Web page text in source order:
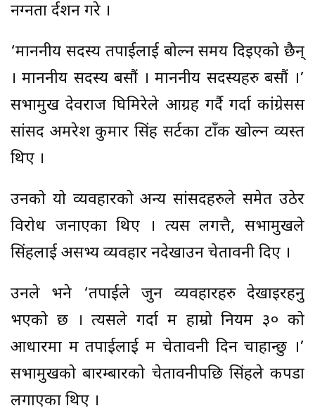
नग्नता प्रर्दशन गरे ।
‘माननीय सदस्य तपाईलाई बोल्न समय दिइएको छैन्
। माननीय सदस्य बसौं । माननीय सदस्यहरु बसौं ।’
सभामुख देवराज घिमिरेले आग्रह गर्दै गर्दा कांग्रेसस
सांसद अमरेश कुमार सिंह सर्टका टाँक खोल्न व्यस्त
थिए ।
उनको यो व्यवहारको अन्य सांसदहरुले समेत उठेर
विरोध जनाएका थिए । त्यस लगत्तै, सभामुखले
सिंहलाई असभ्य व्यवहार नदेखाउन चेतावनी दिए ।
उनले भने ‘तपाईले जुन व्यवहारहरु देखाइरहनु
भएको छ । त्यसले गर्दा म हाम्रो नियम ३० को
आधारमा म तपाईलाई म चेतावनी दिन चाहान्छु ।’
सभामुखको बारम्बारको चेतावनीपछि सिंहले कपडा
लगाएका थिए ।